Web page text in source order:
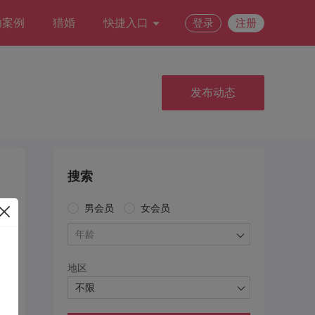
例 猎婚 快捷入口 登录 注册
发布动态
搜索
男会员 女会员
年龄
地区
不限